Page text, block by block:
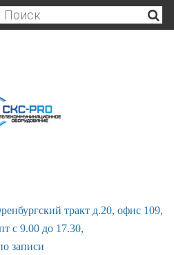
тракт д.20, офис 109,
9.00 до 17.30,
по записи